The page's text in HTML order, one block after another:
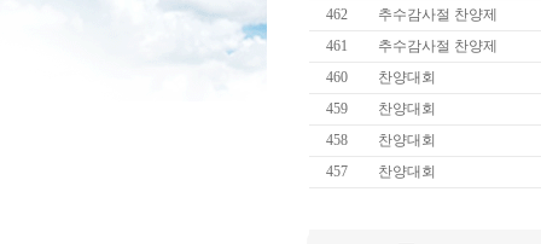
462
추수감사절 찬양제
461
추수감사절 찬양제
460
찬양대회
459
찬양대회
458
찬양대회
457
찬양대회